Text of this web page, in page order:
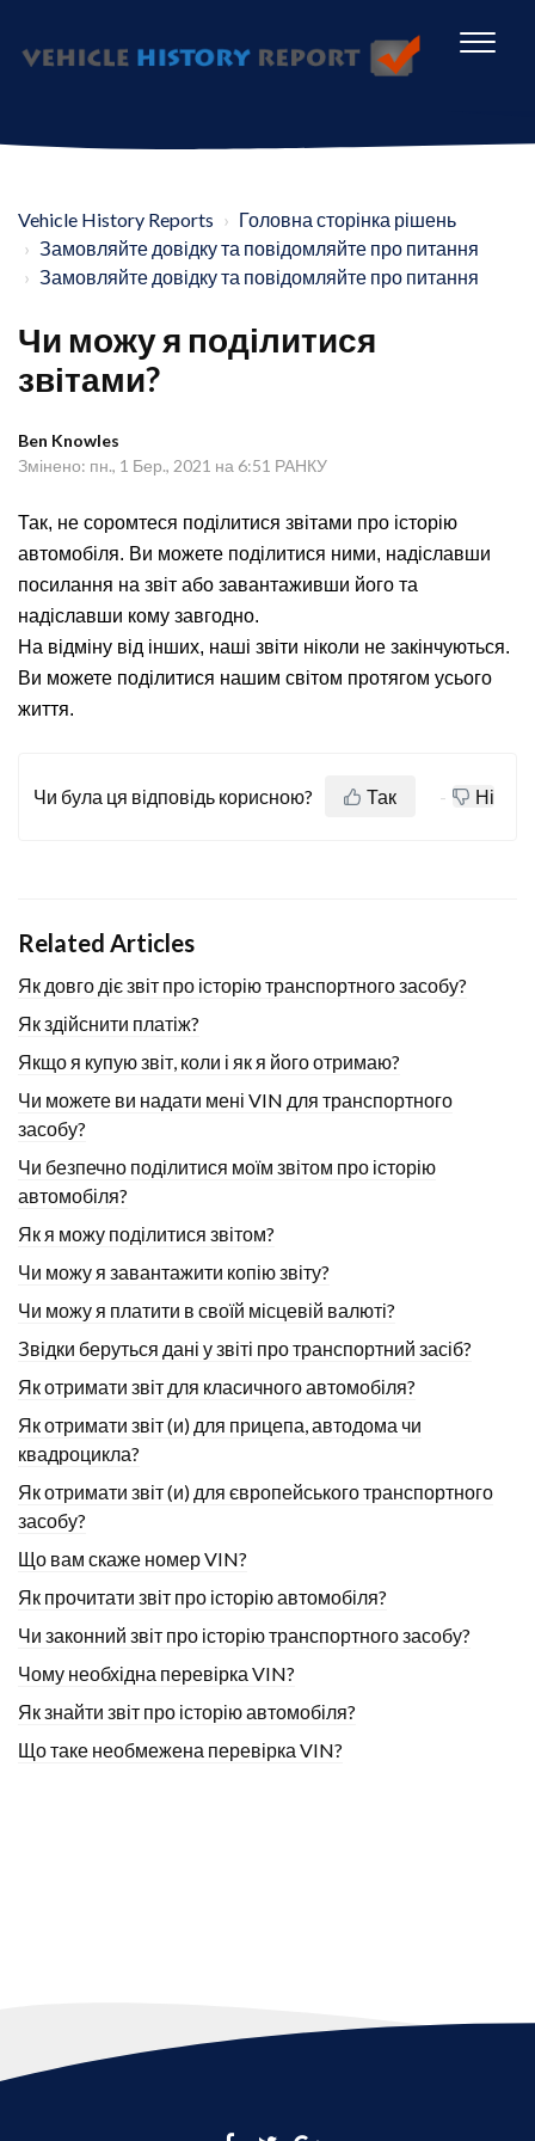
Vehicle History Reports
Головна сторінка рішень
Замовляйте довідку та повідомляйте про питання
Замовляйте довідку та повідомляйте про питання
Чи можу я поділитися
звітами?
Ben Knowles
Змінено: пн., 1 Бер., 2021 на 6:51 РАНКУ
Так, не соромтеся поділитися звітами про історію
автомобіля. Ви можете поділитися ними, надіславши
посилання на звіт або завантаживши його та
надіславши кому завгодно.
На відміну від інших, наші звіти ніколи не закінчуються.
Ви можете поділитися нашим світом протягом усього
життя.
Чи була ця відповідь корисною? Так Ні
Related Articles
Як довго діє звіт про історію транспортного засобу?
Як здійснити платіж?
Якщо я купую звіт, коли і як я його отримаю?
Чи можете ви надати мені VIN для транспортного
засобу?
Чи безпечно поділитися моїм звітом про історію
автомобіля?
Як я можу поділитися звітом?
Чи можу я завантажити копію звіту?
Чи можу я платити в своїй місцевій валюті?
Звідки беруться дані у звіті про транспортний засіб?
Як отримати звіт для класичного автомобіля?
Як отримати звіт (и) для прицепа, автодома чи
квадроцикла?
Як отримати звіт (и) для європейського транспортного
засобу?
Що вам скаже номер VIN?
Як прочитати звіт про історію автомобіля?
Чи законний звіт про історію транспортного засобу?
Чому необхідна перевірка VIN?
Як знайти звіт про історію автомобіля?
Що таке необмежена перевірка VIN?